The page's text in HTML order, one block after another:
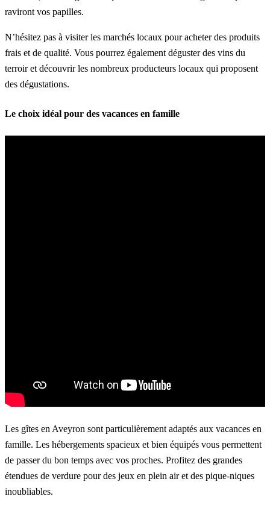
raviront vos papilles.
N’hésitez pas à visiter les marchés locaux pour acheter des produits
frais et de qualité. Vous pourrez également déguster des vins du
terroir et découvrir les nombreux producteurs locaux qui proposent
des dégustations.
Le choix idéal pour des vacances en famille
Les gîtes en Aveyron sont particulièrement adaptés aux vacances en
famille. Les hébergements spacieux et bien équipés vous permettent
de passer du bon temps avec vos proches. Profitez des grandes
étendues de verdure pour des jeux en plein air et des pique-niques
inoubliables.